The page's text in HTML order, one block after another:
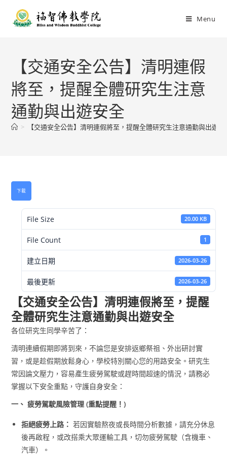
Menu
【交通安全公告】清明連假
將至，提醒全體研究生注意
通勤與出遊安全
> 【交通安全公告】清明連假將至，提醒全體研究生注意通勤與出遊安
下載
File Size 20.00 KB
File Count 1
建立日期 2026-03-26
最後更新 2026-03-26
【交通安全公告】清明連假將至，提醒
全體研究生注意通勤與出遊安全
各位研究生同學辛苦了：
清明連續假期即將到來，不論您是安排返鄉祭祖、外出研討實
習，或是趁假期放鬆身心，學校特別關心您的用路安全。研究生
常因論文壓力，容易產生疲勞駕駛或趕時間超速的情況，請務必
掌握以下安全重點，守護自身安全：
一、疲勞駕駛風險管理 (重點提醒！)
拒絕疲勞上路： 若因實驗熬夜或長時間分析數據，請充分休息
後再啟程，或改搭乘大眾運輸工具，切勿疲勞駕駛（含機車、
汽車）。